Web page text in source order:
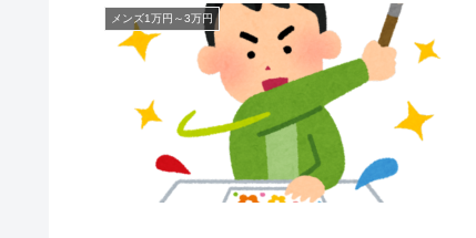
メンズ1万円～3万円